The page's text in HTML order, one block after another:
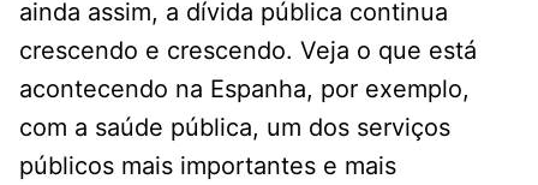
ainda assim, a dívida pública continua
crescendo e crescendo. Veja o que está
acontecendo na Espanha, por exemplo,
com a saúde pública, um dos serviços
públicos mais importantes e mais